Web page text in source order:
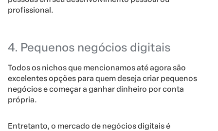
profissional.
4. Pequenos negócios digitais
Todos os nichos que mencionamos até agora são
excelentes opções para quem deseja criar pequenos
negócios e começar a ganhar dinheiro por conta
própria.
Entretanto, o mercado de negócios digitais é